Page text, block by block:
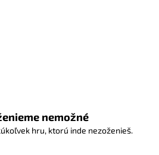
nemožné
hru, ktorú inde nezoženieš.